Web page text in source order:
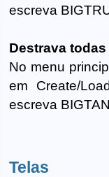
escreva
Destrava
No menu
em Create/
escreva
Telas